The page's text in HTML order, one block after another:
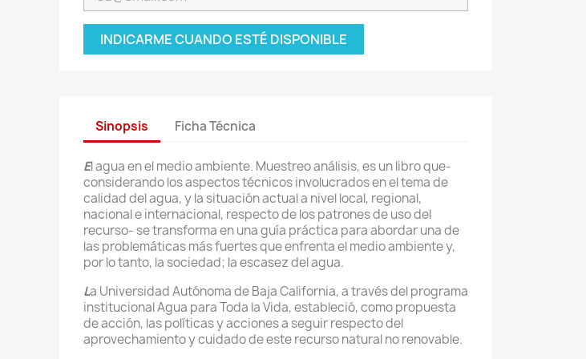
INDICARME CUANDO ESTÉ DISPONIBLE
Sinopsis Ficha Técnica
El agua en el medio ambiente. Muestreo análisis, es un libro que-
considerando los aspectos técnicos involucrados en el tema de
calidad del agua, y la situación actual a nivel local, regional,
nacional e internacional, respecto de los patrones de uso del
recurso- se transforma en una guía práctica para abordar una de
las problemáticas más fuertes que enfrenta el medio ambiente y,
por lo tanto, la sociedad; la escasez del agua.
La Universidad Autónoma de Baja California, a través del programa
institucional Agua para Toda la Vida, estableció, como propuesta
de acción, las políticas y acciones a seguir respecto del
aprovechamiento y cuidado de este recurso natural no renovable.